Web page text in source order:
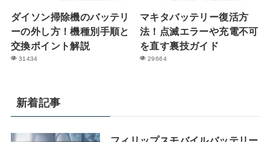
ダイソン掃除機のバッテリ
ーの外し方！機種別手順と
交換ポイント解説
31434
マキタバッテリー復活方
法！点滅エラーや充電不可
を直す裏技ガイド
29664
新着記事